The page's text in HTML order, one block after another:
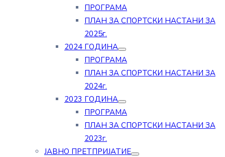
ПРОГРАМА
ПЛАН ЗА СПОРТСКИ НАСТАНИ ЗА
2025г.
2024 ГОДИНА
ПРОГРАМА
ПЛАН ЗА СПОРТСКИ НАСТАНИ ЗА
2024г.
2023 ГОДИНА
ПРОГРАМА
ПЛАН ЗА СПОРТСКИ НАСТАНИ ЗА
2023г.
ЈАВНО ПРЕТПРИЈАТИЕ